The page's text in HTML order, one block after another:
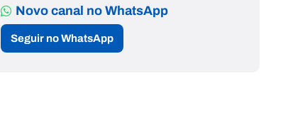
Novo canal no WhatsApp
Seguir no WhatsApp